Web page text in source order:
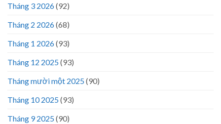
Tháng 3 2026(92)
Tháng 2 2026(68)
Tháng 1 2026(93)
Tháng 12 2025(93)
Tháng mười một 2025(90)
Tháng 10 2025(93)
Tháng 9 2025(90)